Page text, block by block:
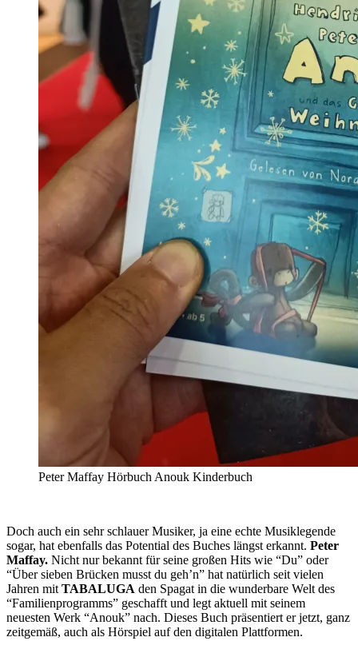
Peter Maffay Hörbuch Anouk Kinderbuch
Doch auch ein sehr schlauer Musiker, ja eine echte Musiklegende
sogar, hat ebenfalls das Potential des Buches längst erkannt. Peter
Maffay. Nicht nur bekannt für seine großen Hits wie “Du” oder
“Über sieben Brücken musst du geh’n” hat natürlich seit vielen
Jahren mit TABALUGA den Spagat in die wunderbare Welt des
“Familienprogramms” geschafft und legt aktuell mit seinem
neuesten Werk “Anouk” nach. Dieses Buch präsentiert er jetzt, ganz
zeitgemäß, auch als Hörspiel auf den digitalen Plattformen.